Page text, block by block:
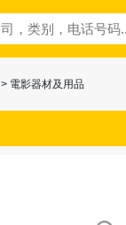
> 電影器材及用品